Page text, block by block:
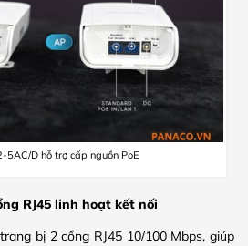
5AC/D hỗ trợ cấp nguồn PoE
RJ45 linh hoạt kết nối
bị 2 cổng RJ45 10/100 Mbps, giúp